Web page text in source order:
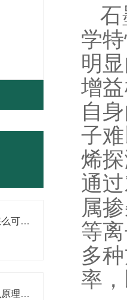
使用间歇式乳化机之前怎么可以不了解这些！
高剪切分散机是依据什么原理进行工作的？
石
学
明
增
自
子
烯
通
属
等
多
率